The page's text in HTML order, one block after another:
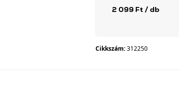
2 099 Ft / db
Cikkszám:312250